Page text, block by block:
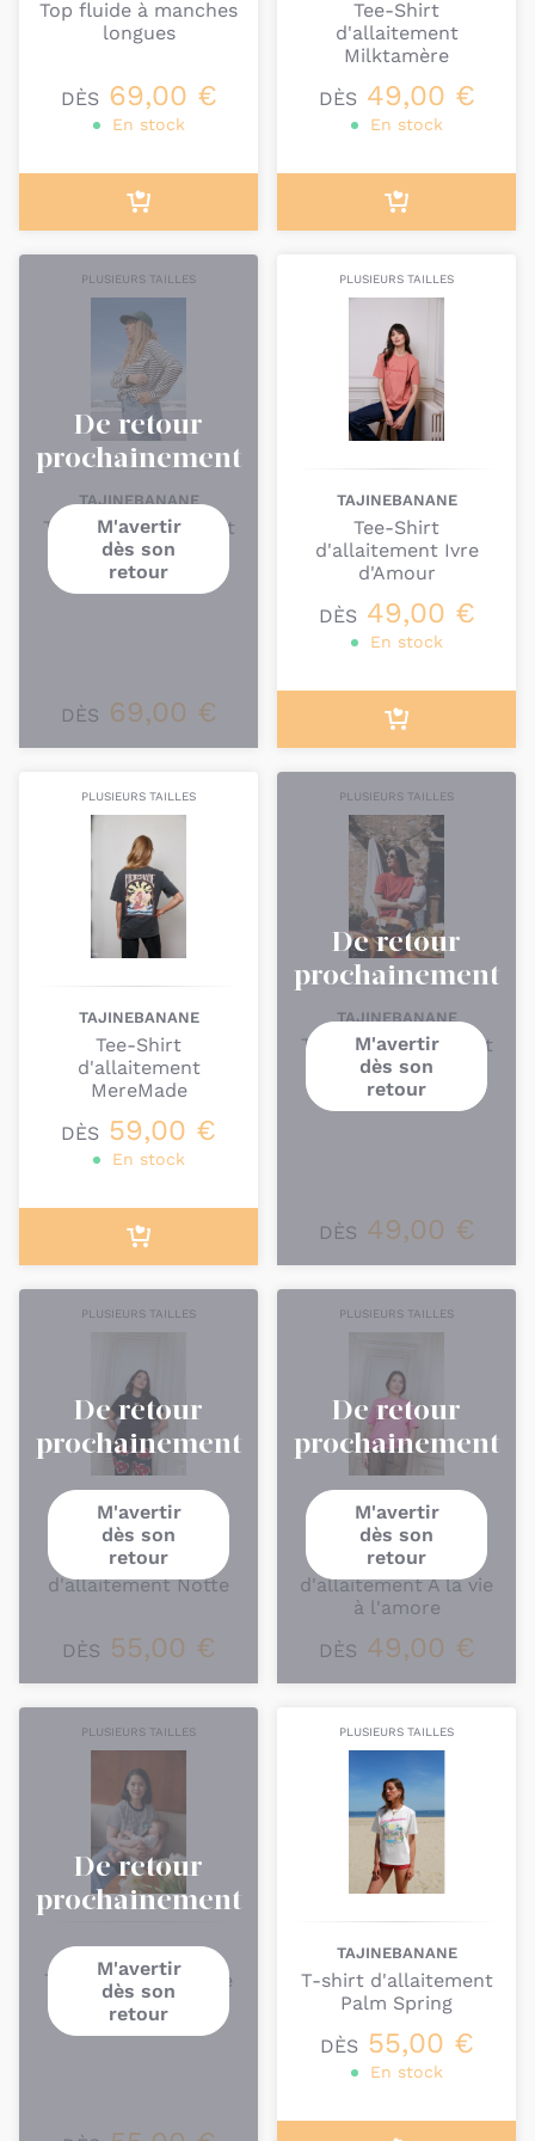
Nous sélectionons volontairement des marques qui
conçoivent des vêtements qui vivent longtemps,
sans perdre de leur qualité et de leur beauté.
Top fluide à manches
longues
DÈS 69,00 €
En stock
Tee-Shirt
d'allaitement
Milktamère
DÈS 49,00 €
En stock
PLUSIEURS TAILLES
TAJINEBANANE
T-shirt d'allaitement
Mamarinière
DÈS 69,00 €
De retour
prochainement
M'avertir
dès son
retour
PLUSIEURS TAILLES
TAJINEBANANE
Tee-Shirt
d'allaitement Ivre
d'Amour
DÈS 49,00 €
En stock
PLUSIEURS TAILLES
TAJINEBANANE
Tee-Shirt
d'allaitement
MereMade
DÈS 59,00 €
En stock
PLUSIEURS TAILLES
TAJINEBANANE
T-shirt d'allaitement
Le Meilleur pour la
Faim
DÈS 49,00 €
De retour
prochainement
M'avertir
dès son
retour
PLUSIEURS TAILLES
TAJINEBANANE
Tee-Shirt
d'allaitement Notte
DÈS 55,00 €
De retour
prochainement
M'avertir
dès son
retour
PLUSIEURS TAILLES
TAJINEBANANE
Tee-Shirt
d'allaitement A la vie
à l'amore
DÈS 49,00 €
De retour
prochainement
M'avertir
dès son
retour
PLUSIEURS TAILLES
T-shirt Mama'rinière
Milk Breastfeeding
De retour
prochainement
M'avertir
dès son
retour
PLUSIEURS TAILLES
TAJINEBANANE
T-shirt d'allaitement
Palm Spring
DÈS 55,00 €
En stock